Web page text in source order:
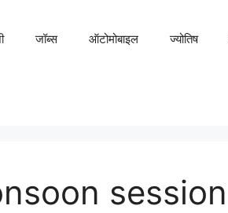
जॉब्स ऑटोमोबाइल ज्योतिष
session